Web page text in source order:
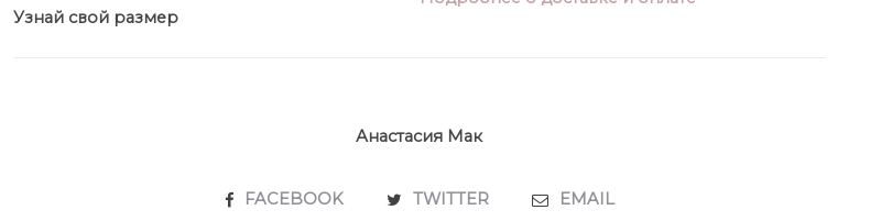
Узнай свой размер
Анастасия Мак
SHARE
FACEBOOK TWITTER EMAIL